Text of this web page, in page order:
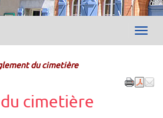
la mairie
Menu
du cimetière
cimetière